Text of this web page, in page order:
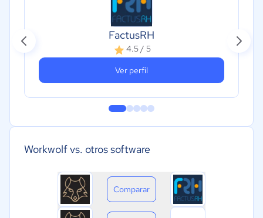
FactusRH
4.5 / 5
Ver perfil
Workwolf vs. otros software
Comparar